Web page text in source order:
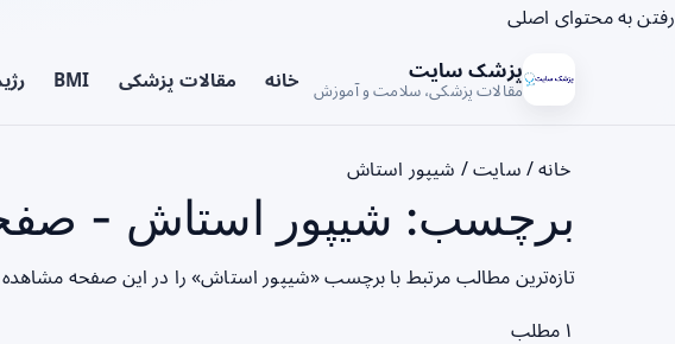
رفتن به محتوای اصلی
پزشک سایت
مقالات پزشکی، سلامت و آموزش خانه مقالات پزشکی BMI
خانه/ سایت/ شیپور استاش
برچسب: شیپور استاش -
تازه‌ترین مطالب مرتبط با برچسب «شیپور استاش» را در این صفحه
۱ مطلب